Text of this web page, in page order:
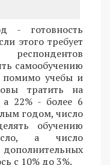
- готовность
этого требует
самообучению
помимо учебы и
тратить на
а 22% - более 6
годом, число
обучению
а число
с 10% до 3%.